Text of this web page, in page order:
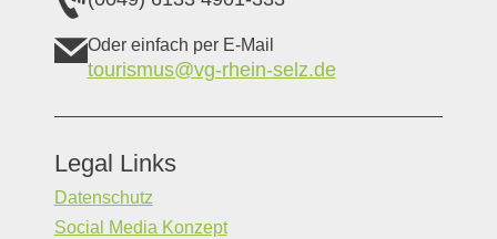
Oder einfach per E-Mail
tourismus@vg-rhein-selz.de
Legal Links
Datenschutz
Social Media Konzept